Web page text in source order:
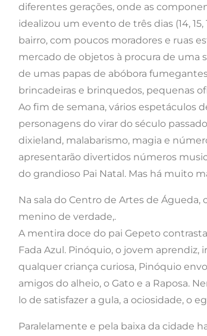
diferentes gerações, onde as
idealizou um evento de três dias (14,
bairro, com poucos moradores e ruas
mercado de objetos à procura de uma
de umas papas de abóbora
brincadeiras e brinquedos, pequenas
Ao fim de semana, vários espetáculos
personagens do virar do século
dixieland, malabarismo, magia e
apresentarão divertidos números
do grandioso Pai Natal. Mas há muito
Na sala do Centro de Artes de
menino de verdade,.
A mentira doce do pai Gepeto
Fada Azul. Pinóquio, o jovem aprendiz,
qualquer criança curiosa, Pinóquio
amigos do alheio, o Gato e a Raposa.
lo de satisfazer a gula, a ociosidade, o
Paralelamente e pela baixa da cidade